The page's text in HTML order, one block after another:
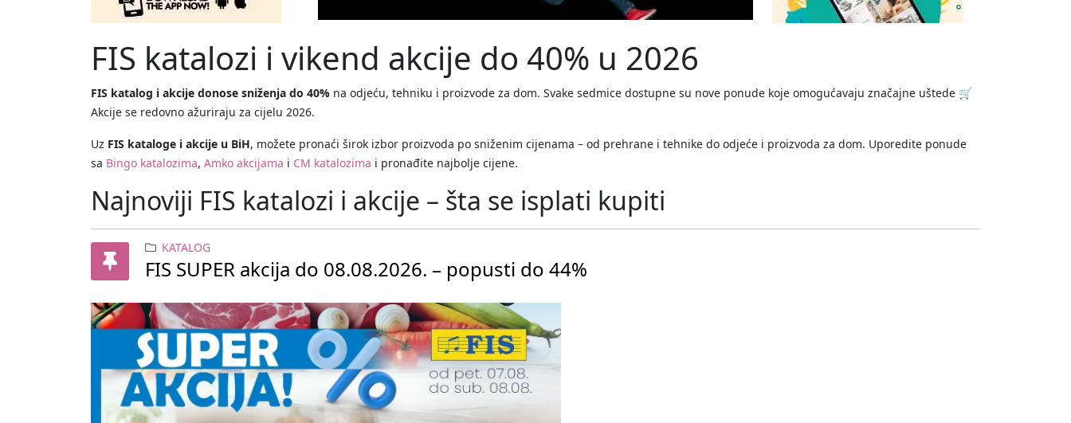
FIS katalozi i vikend akcije do 40% u 2026
FIS katalog i akcije donose sniženja do 40% na odjeću, tehniku i proizvode za dom. Svake sedmice dostupne su nove ponude koje omogućavaju značajne uštede 🛒
Akcije se redovno ažuriraju za cijelu 2026.
Uz FIS kataloge i akcije u BiH, možete pronaći širok izbor proizvoda po sniženim cijenama – od prehrane i tehnike do odjeće i proizvoda za dom. Uporedite ponude
sa Bingo katalozima, Amko akcijama i CM katalozima i pronađite najbolje cijene.
Najnoviji FIS katalozi i akcije – šta se isplati kupiti
KATALOG
FIS SUPER akcija do 08.08.2026. – popusti do 44%